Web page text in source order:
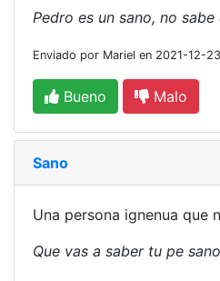
Pedro es un sano, no
Enviado por Mariel en 2021-12-
Bueno Malo
Sano
Una persona ignenua que
Que vas a saber tu pe sano